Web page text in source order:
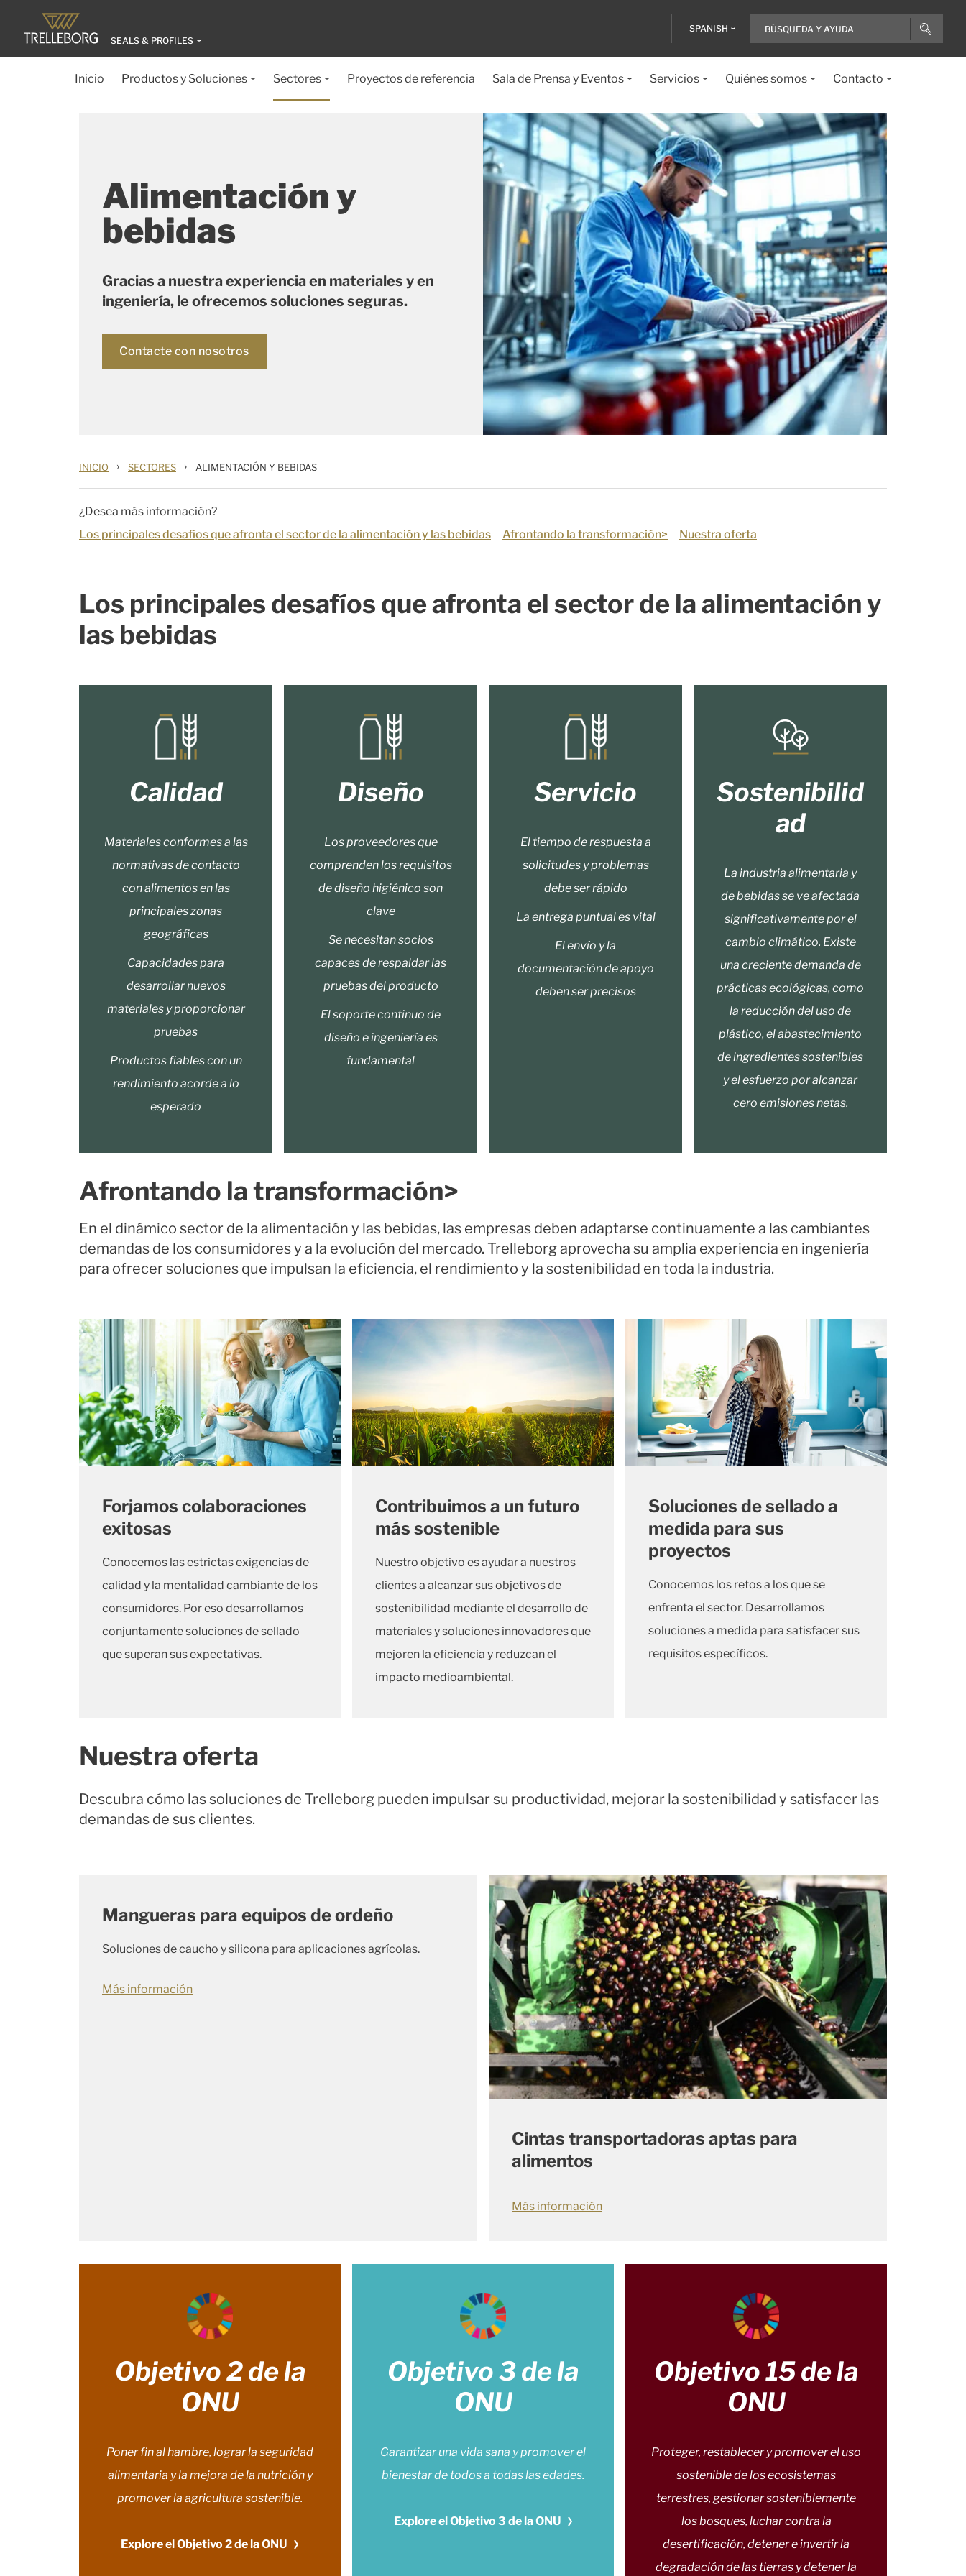
SEALS & PROFILES
SPANISH
Inicio Productos y Soluciones Sectores Proyectos de referencia Sala de Prensa y Eventos Servicios Quiénes somos Contacto
Alimentación y
bebidas
Gracias a nuestra experiencia en materiales y en
ingeniería, le ofrecemos soluciones seguras.
Contacte con nosotros
INICIO › SECTORES › ALIMENTACIÓN Y BEBIDAS
¿Desea más información?
Los principales desafíos que afronta el sector de la alimentación y las bebidas
Afrontando la transformación> Nuestra oferta
Los principales desafíos que afronta el sector de la alimentación y
las bebidas
Calidad
Materiales conformes a las
normativas de contacto
con alimentos en las
principales zonas
geográficas
Capacidades para
desarrollar nuevos
materiales y proporcionar
pruebas
Productos fiables con un
rendimiento acorde a lo
esperado
Diseño
Los proveedores que
comprenden los requisitos
de diseño higiénico son
clave
Se necesitan socios
capaces de respaldar las
pruebas del producto
El soporte continuo de
diseño e ingeniería es
fundamental
Servicio
El tiempo de respuesta a
solicitudes y problemas
debe ser rápido
La entrega puntual es vital
El envío y la
documentación de apoyo
deben ser precisos
Sostenibilid
ad
La industria alimentaria y
de bebidas se ve afectada
significativamente por el
cambio climático. Existe
una creciente demanda de
prácticas ecológicas, como
la reducción del uso de
plástico, el abastecimiento
de ingredientes sostenibles
y el esfuerzo por alcanzar
cero emisiones netas.
Afrontando la transformación>
En el dinámico sector de la alimentación y las bebidas, las empresas deben adaptarse continuamente a las cambiantes
demandas de los consumidores y a la evolución del mercado. Trelleborg aprovecha su amplia experiencia en ingeniería
para ofrecer soluciones que impulsan la eficiencia, el rendimiento y la sostenibilidad en toda la industria.
Forjamos colaboraciones
exitosas
Conocemos las estrictas exigencias de
calidad y la mentalidad cambiante de los
consumidores. Por eso desarrollamos
conjuntamente soluciones de sellado
que superan sus expectativas.
Contribuimos a un futuro
más sostenible
Nuestro objetivo es ayudar a nuestros
clientes a alcanzar sus objetivos de
sostenibilidad mediante el desarrollo de
materiales y soluciones innovadores que
mejoren la eficiencia y reduzcan el
impacto medioambiental.
Soluciones de sellado a
medida para sus
proyectos
Conocemos los retos a los que se
enfrenta el sector. Desarrollamos
soluciones a medida para satisfacer sus
requisitos específicos.
Nuestra oferta
Descubra cómo las soluciones de Trelleborg pueden impulsar su productividad, mejorar la sostenibilidad y satisfacer las
demandas de sus clientes.
Mangueras para equipos de ordeño
Soluciones de caucho y silicona para aplicaciones agrícolas.
Más información
Cintas transportadoras aptas para
alimentos
Más información
Objetivo 2 de la
ONU
Poner fin al hambre, lograr la seguridad
alimentaria y la mejora de la nutrición y
promover la agricultura sostenible.
Explore el Objetivo 2 de la ONU
Objetivo 3 de la
ONU
Garantizar una vida sana y promover el
bienestar de todos a todas las edades.
Explore el Objetivo 3 de la ONU
Objetivo 15 de la
ONU
Proteger, restablecer y promover el uso
sostenible de los ecosistemas
terrestres, gestionar sosteniblemente
los bosques, luchar contra la
desertificación, detener e invertir la
degradación de las tierras y detener la